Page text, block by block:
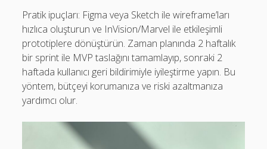
Pratik ipuçları: Figma veya Sketch ile wireframe’ları
hızlıca oluşturun ve InVision/Marvel ile etkileşimli
prototiplere dönüştürün. Zaman planında 2 haftalık
bir sprint ile MVP taslağını tamamlayıp, sonraki 2
haftada kullanıcı geri bildirimiyle iyileştirme yapın. Bu
yöntem, bütçeyi korumanıza ve riski azaltmanıza
yardımcı olur.